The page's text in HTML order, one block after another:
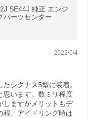
SE44J 純正 エンジ
新品 バイクパーツセンター
2022/6/4
シグナス5型に装着。
思います。数ミリ程度
しますがメリットもデ
程、アイドリング時は